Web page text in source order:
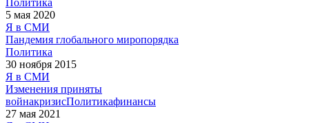
5 мая 2020
Я в СМИ
Пандемия глобального миропорядка
Политика
30 ноября 2015
Я в СМИ
Изменения приняты
войнакризисПолитикафинансы
27 мая 2021